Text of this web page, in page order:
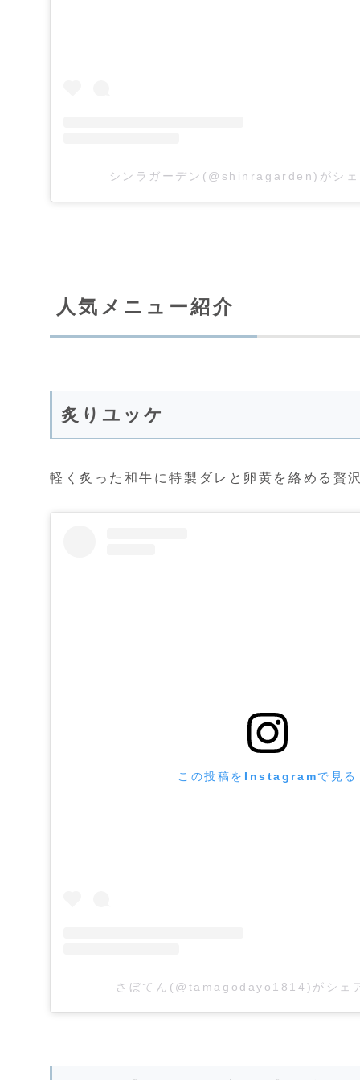
シンラガーデン(@shinragarden)がシェ
人気メニュー紹介
炙りユッケ
軽く炙った和牛に特製ダレと卵黄を絡める贅
この投稿をInstagramで見る
さぼてん(@tamagodayo1814)がシェ